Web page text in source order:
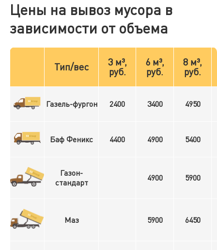
Цены на вывоз мусора в
зависимости от объема
Тип/вес
3 м³,
руб.
6 м³,
руб.
8 м³,
руб.
Газель-фургон 2400 3400 4950
Баф Феникс 4400 4900 5400
Газон-
стандарт
4900 5900
Маз 5900 6450